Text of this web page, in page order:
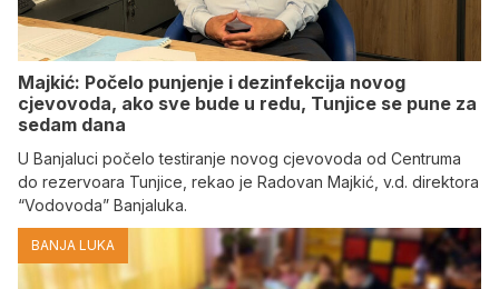
Majkić: Počelo punjenje i dezinfekcija novog
cjevovoda, ako sve bude u redu, Tunjice se pune za
sedam dana
U Banjaluci počelo testiranje novog cjevovoda od Centruma
do rezervoara Tunjice, rekao je Radovan Majkić, v.d. direktora
“Vodovoda” Banjaluka.
BANJA LUKA